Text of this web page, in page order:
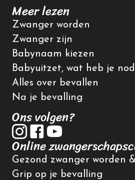
Meer lezen
Zwanger worden
Zwanger zijn
Babynaam kiezen
Babyuitzet, wat heb je
Alles over bevallen
Na je bevalling
Ons volgen?
Online
Gezond zwanger worden
Grip op je bevalling